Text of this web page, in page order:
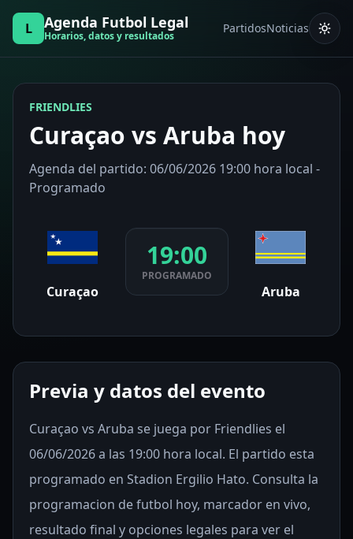
L Agenda Futbol Legal
Horarios, datos y resultados
PartidosNoticias
FRIENDLIES
Curaçao vs Aruba hoy
Agenda del partido: 06/06/2026 19:00 hora local -
Programado
Curaçao
19:00
PROGRAMADO
Aruba
Previa y datos del evento
Curaçao vs Aruba se juega por Friendlies el
06/06/2026 a las 19:00 hora local. El partido esta
programado en Stadion Ergilio Hato. Consulta la
programacion de futbol hoy, marcador en vivo,
resultado final y opciones legales para ver el